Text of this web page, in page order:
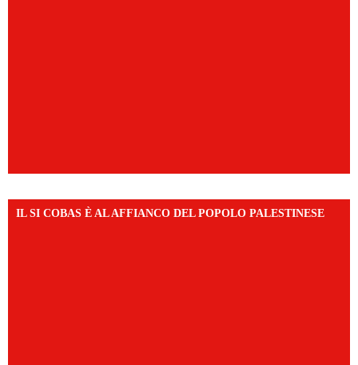
IL SI COBAS È AL AFFIANCO DEL POPOLO PALESTINESE